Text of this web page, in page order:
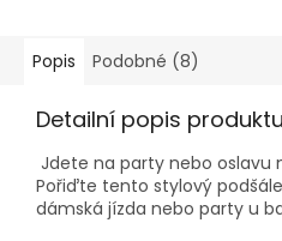
Popis Podobné (8)
Detailní popis produktu
Jdete na party nebo oslavu
Pořiďte tento stylový
dámská jízda nebo party u